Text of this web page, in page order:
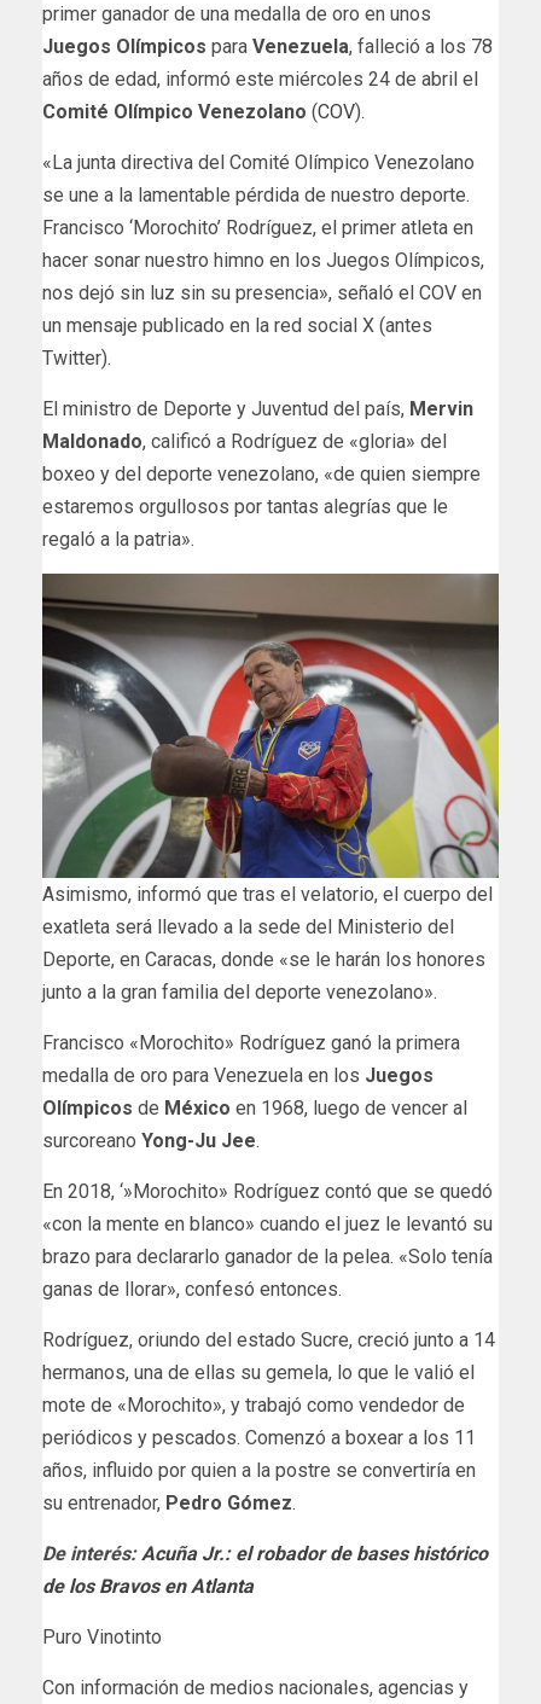
primer ganador de una medalla de oro en unos
Juegos Olímpicos para Venezuela, falleció a los 78
años de edad, informó este miércoles 24 de abril el
Comité Olímpico Venezolano (COV).
«La junta directiva del Comité Olímpico Venezolano
se une a la lamentable pérdida de nuestro deporte.
Francisco ‘Morochito’ Rodríguez, el primer atleta en
hacer sonar nuestro himno en los Juegos Olímpicos,
nos dejó sin luz sin su presencia», señaló el COV en
un mensaje publicado en la red social X (antes
Twitter).
El ministro de Deporte y Juventud del país, Mervin
Maldonado, calificó a Rodríguez de «gloria» del
boxeo y del deporte venezolano, «de quien siempre
estaremos orgullosos por tantas alegrías que le
regaló a la patria».
Asimismo, informó que tras el velatorio, el cuerpo del
exatleta será llevado a la sede del Ministerio del
Deporte, en Caracas, donde «se le harán los honores
junto a la gran familia del deporte venezolano».
Francisco «Morochito» Rodríguez ganó la primera
medalla de oro para Venezuela en los Juegos
Olímpicos de México en 1968, luego de vencer al
surcoreano Yong-Ju Jee.
En 2018, ‘»Morochito» Rodríguez contó que se quedó
«con la mente en blanco» cuando el juez le levantó su
brazo para declararlo ganador de la pelea. «Solo tenía
ganas de llorar», confesó entonces.
Rodríguez, oriundo del estado Sucre, creció junto a 14
hermanos, una de ellas su gemela, lo que le valió el
mote de «Morochito», y trabajó como vendedor de
periódicos y pescados. Comenzó a boxear a los 11
años, influido por quien a la postre se convertiría en
su entrenador, Pedro Gómez.
De interés:Acuña Jr.: el robador de bases histórico
de los Bravos en Atlanta
Puro Vinotinto
Con información de medios nacionales, agencias y